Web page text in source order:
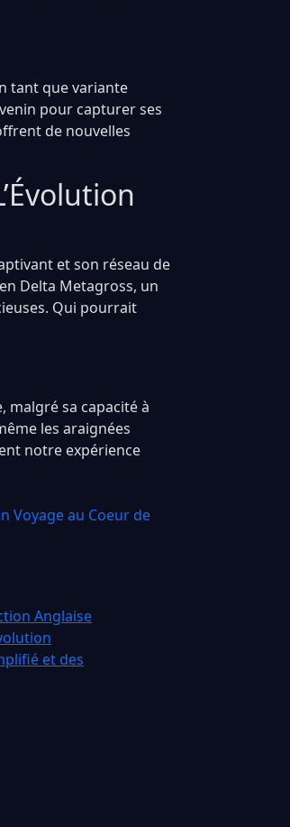
tant que variante
pour capturer ses
de nouvelles
et son réseau de
Delta Metagross, un
Qui pourrait
malgré sa capacité à
les araignées
notre expérience
Voyage au Coeur de
Anglaise
et des